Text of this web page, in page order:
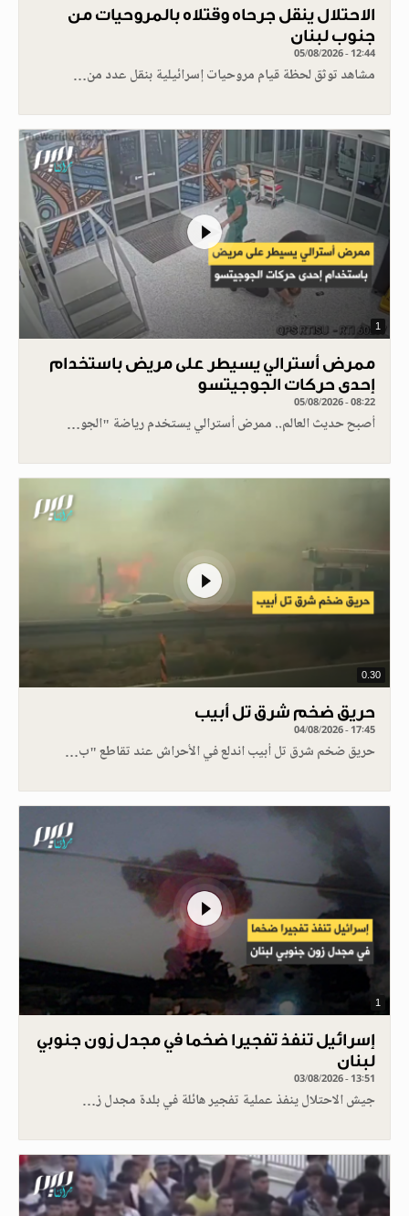
الاحتلال ينقل جرحاه وقتلاه بالمروحيات من
جنوب لبنان
05/08/2026 - 12:44
مشاهد توثق لحظة قيام مروحيات إسرائيلية بنقل عدد من…
1
ممرض أسترالي يسيطر على مريض باستخدام
إحدى حركات الجوجيتسو
05/08/2026 - 08:22
أصبح حديث العالم.. ممرض أسترالي يستخدم رياضة "الجو…
0.30
حريق ضخم شرق تل أبيب
04/08/2026 - 17:45
حريق ضخم شرق تل أبيب اندلع في الأحراش عند تقاطع "ب…
1
إسرائيل تنفذ تفجيرا ضخما في مجدل زون جنوبي
لبنان
03/08/2026 - 13:51
جيش الاحتلال ينفذ عملية تفجير هائلة في بلدة مجدل ز…